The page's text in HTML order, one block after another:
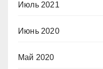
Июль 2021
Июнь 2020
Май 2020